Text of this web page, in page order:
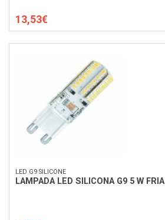
13,53€
LED G9 SILICONE
LAMPADA LED SILICONA G9 5 W FRIA